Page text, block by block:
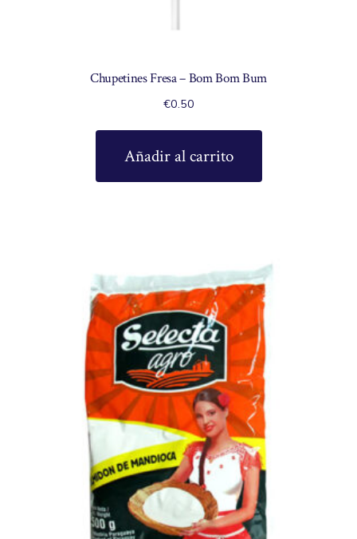
Chupetines Fresa – Bom Bom Bum
€0.50
Añadir al carrito